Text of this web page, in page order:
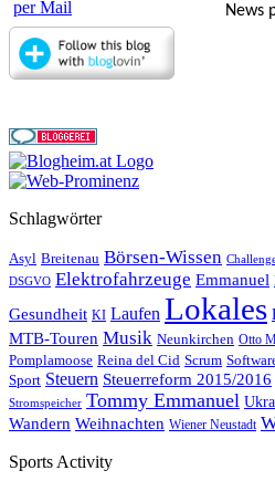
News
Schlagwörter
Asyl Breitenau Börsen-Wissen
DSGVO Elektrofahrzeuge Emmanuel
Gesundheit KI Laufen Lokales
MTB-Touren Musik Neunkirchen Otto
Pomplamoose Reina del Cid Scrum
Sport Steuern Steuerreform 2015/2016
Stromspeicher Tommy Emmanuel
Wandern Weihnachten Wiener Neustadt
Sports Activity